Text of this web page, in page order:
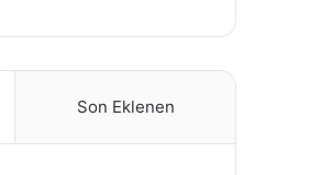
Son Eklenen